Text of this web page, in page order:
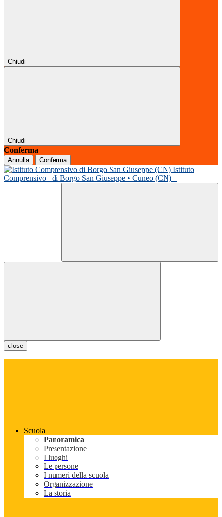
Chiudi
Chiudi
Conferma
Annulla Conferma
Istituto
Comprensivo
di Borgo San Giuseppe • Cuneo (CN)
close
Scuola
Panoramica
Presentazione
I luoghi
Le persone
I numeri della scuola
Organizzazione
La storia